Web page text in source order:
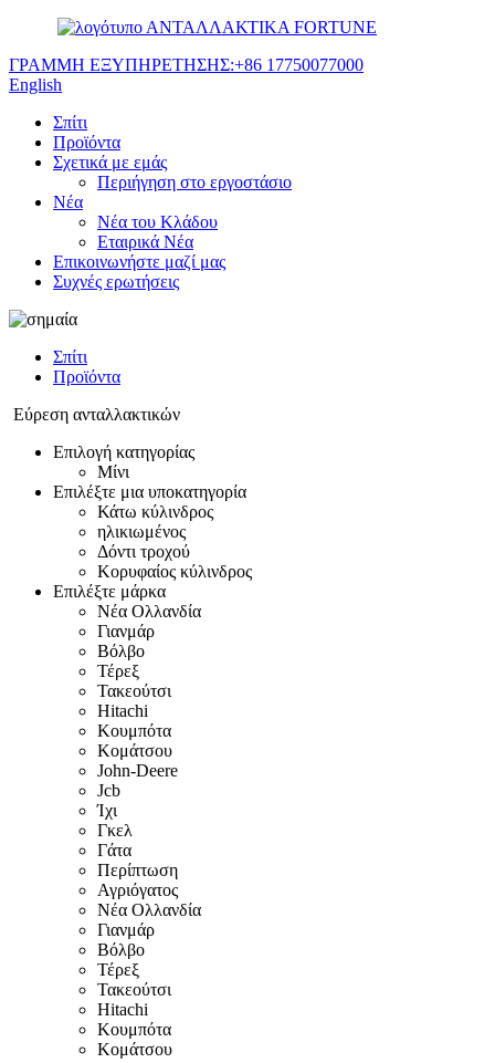
ΑΝΤΑΛΛΑΚΤΙΚΑ FORTUNE
ΓΡΑΜΜΗ ΕΞΥΠΗΡΕΤΗΣΗΣ:+86 17750077000
English
Σπίτι
Προϊόντα
Σχετικά με εμάς
Περιήγηση στο εργοστάσιο
Νέα
Νέα του Κλάδου
Εταιρικά Νέα
Επικοινωνήστε μαζί μας
Συχνές ερωτήσεις
Σπίτι
Προϊόντα
Εύρεση ανταλλακτικών
Επιλογή κατηγορίας
Μίνι
Επιλέξτε μια υποκατηγορία
Κάτω κύλινδρος
ηλικιωμένος
Δόντι τροχού
Κορυφαίος κύλινδρος
Επιλέξτε μάρκα
Νέα Ολλανδία
Γιανμάρ
Βόλβο
Τέρεξ
Τακεούτσι
Hitachi
Κουμπότα
Κομάτσου
John-Deere
Jcb
Ίχι
Γκελ
Γάτα
Περίπτωση
Αγριόγατος
Νέα Ολλανδία
Γιανμάρ
Βόλβο
Τέρεξ
Τακεούτσι
Hitachi
Κουμπότα
Κομάτσου